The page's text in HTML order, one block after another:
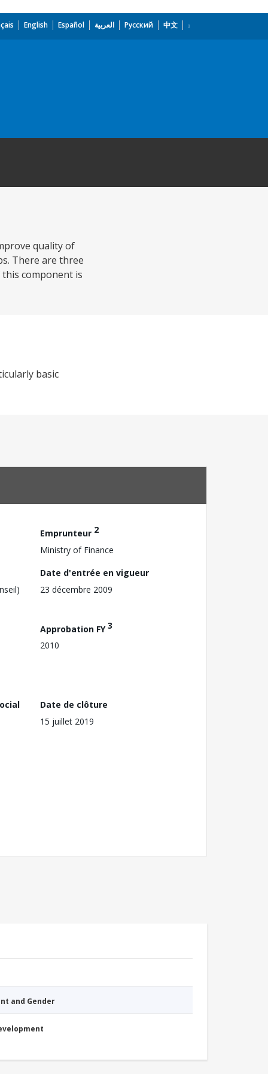
English Español العربية Русский 中文
quality of
There are three
component is
basic
Emprunteur 2
Ministry of Finance
Date d'entrée en vigueur
23 décembre 2009
Approbation FY3
2010
Date de clôture
15 juillet 2019
and Gender